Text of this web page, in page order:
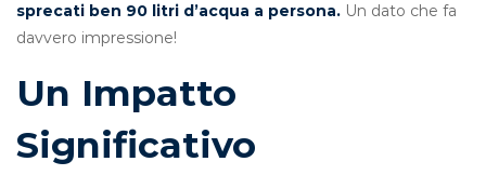
sprecati ben 90 litri d’acqua a persona. Un dato che fa
davvero impressione!
Un Impatto
Significativo